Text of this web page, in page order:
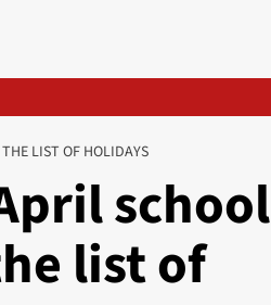
LIST OF HOLIDAYS
school
list of